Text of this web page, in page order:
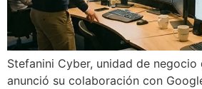
Stefanini Cyber, unidad de negocio
anunció su colaboración con